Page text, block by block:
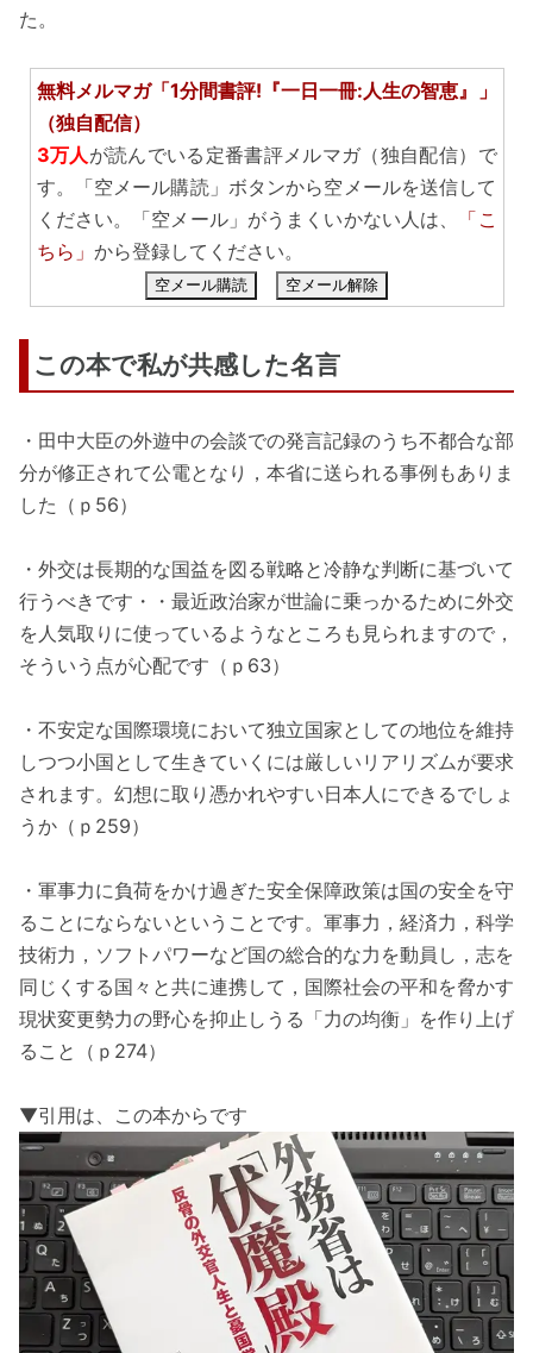
た。
無料メルマガ「1分間書評!『一日一冊:人生の智恵』」
（独自配信）
3万人 が読んでいる定番書評メルマガ（独自配信）で
す。「空メール購読」ボタンから空メールを送信して
ください。「空メール」がうまくいかない人は、
「こ
ちら」 から登録してください。
空メール購読 空メール解除
この本で私が共感した名言
・田中大臣の外遊中の会談での発言記録のうち不都合な部
分が修正されて公電となり，本省に送られる事例もありま
した（ｐ56）
・外交は長期的な国益を図る戦略と冷静な判断に基づいて
行うべきです・・最近政治家が世論に乗っかるために外交
を人気取りに使っているようなところも見られますので，
そういう点が心配です（ｐ63）
・不安定な国際環境において独立国家としての地位を維持
しつつ小国として生きていくには厳しいリアリズムが要求
されます。幻想に取り憑かれやすい日本人にできるでしょ
うか（ｐ259）
・軍事力に負荷をかけ過ぎた安全保障政策は国の安全を守
ることにならないということです。軍事力，経済力，科学
技術力，ソフトパワーなど国の総合的な力を動員し，志を
同じくする国々と共に連携して，国際社会の平和を脅かす
現状変更勢力の野心を抑止しうる「力の均衡」を作り上げ
ること（ｐ274）
▼引用は、この本からです